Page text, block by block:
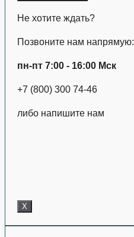
Не хотите ждать?
Позвоните нам напрямую:
пн-пт 7:00 - 16:00 Мск
+7 (800) 300 74-46
либо напишите нам
X